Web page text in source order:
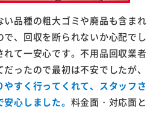
い品種の粗大ゴミや廃品も含まれ
で、回収を断られないか心配でし
れて一安心です。不用品回収業者
ったので最初は不安でしたが、
すく行ってくれて、スタッフさ
心しました。 料金面・対応面と